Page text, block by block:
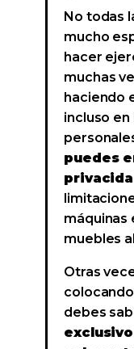
No todas
mucho
hacer
muchas
haciendo
incluso
puedes
máquinas
muebles
Otras
debes